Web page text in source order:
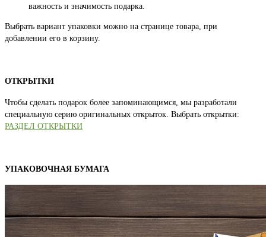
важность и значимость подарка.
Выбрать вариант упаковки можно на странице товара, при
добавлении его в корзину.
ОТКРЫТКИ
Чтобы сделать подарок более запоминающимся, мы разработали
специальную серию оригинальных открыток. Выбрать открытки:
РАЗДЕЛ ОТКРЫТКИ
УПАКОВОЧНАЯ БУМАГА